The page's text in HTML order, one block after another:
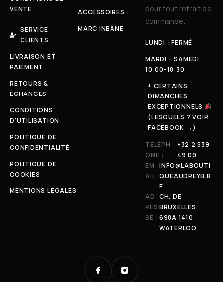
VENTE
SERVICE
CLIENTS
LIVRAISON ET
PAIEMENT
RETOURS &
ÉCHANGES
CONDITIONS
D'UTILISATION
POLITIQUE DE
CONFIDENTIALITÉ
POLITIQUE DE
COOKIES
MENTIONS LÉGALES
ACCESSOIRES
MARC INBANE
pour tout retrait de
commande.
LUNDI : FERMÉ
MARDI - SAMEDI
10:00-18:30
+ CERTAINS
DIMANCHES
EXCEPTIONNELS
(LESQUELS ? VOIR
FACEBOOK →)
TÉLÉPH
ONE :
+32 2 539
49 09
EM
AIL
:
INFO@LABOUTI
QUEAUDREYB.B
E
AD
RES
SE :
CH. DE
BRUXELLES
698A 1410
WATERLOO